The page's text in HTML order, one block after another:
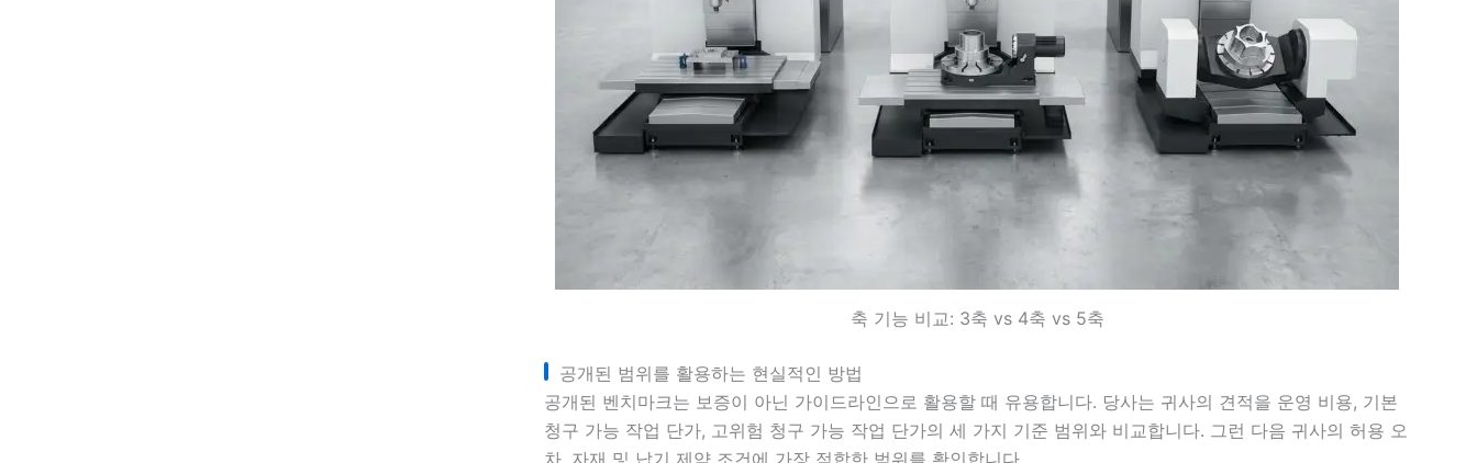
축 기능 비교: 3축 vs 4축 vs 5축
공개된 범위를 활용하는 현실적인 방법
공개된 벤치마크는 보증이 아닌 가이드라인으로 활용할 때 유용합니다. 당사는 귀사의 견적을 운영 비용, 기본
청구 가능 작업 단가, 고위험 청구 가능 작업 단가의 세 가지 기준 범위와 비교합니다. 그런 다음 귀사의 허용 오
차, 자재 및 납기 제약 조건에 가장 적합한 범위를 확인합니다.